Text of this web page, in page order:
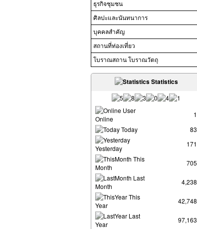
ธุรกิจชุมชน
ศิลปะและนันทนาการ
บุคคลสำคัญ
สถานที่ท่องเที่ยว
โบราณสถาน โบราณวัตถุ
Statistics
User
Online
1
Today
83
Yesterday
171
This
Month
705
Last
Month
4,238
This
Year
42,748
Last
Year
97,163